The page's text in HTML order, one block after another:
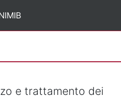
e trattamento dei